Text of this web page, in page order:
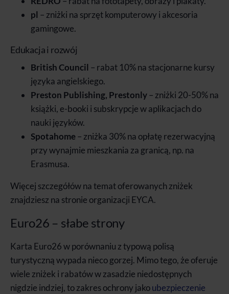
pl – zniżki na sprzęt komputerowy i akcesoria
gamingowe.
Edukacja i rozwój
British Council – rabat 10% na stacjonarne kursy
języka angielskiego.
Preston Publishing, Prestonly– zniżki 20-50% na
książki, e-booki i subskrypcje w aplikacjach do
nauki języków.
Spotahome– zniżka 30% na opłatę rezerwacyjną
przy wynajmie mieszkania za granicą, np. na
Erasmusa.
Więcej szczegółów na temat oferowanych zniżek
znajdziesz na stronie organizacji EYCA.
Euro26 – słabe strony
Karta Euro26 w porównaniu z typową polisą
turystyczną wypada nieco gorzej. Mimo tego, że oferuje
wiele zniżek i rabatów w zasadzie niedostępnych
nigdzie indziej, to zakres ochrony jakoubezpieczenie